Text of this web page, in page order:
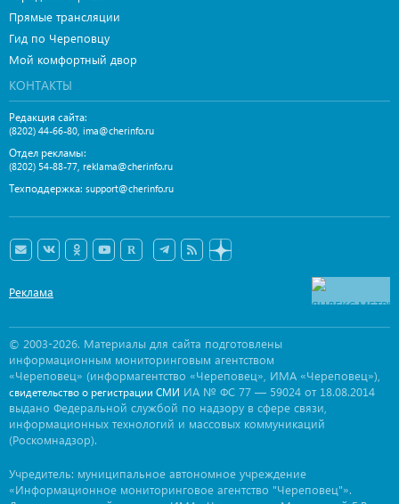
Прямые трансляции
Гид по Череповцу
Мой комфортный двор
КОНТАКТЫ
Редакция сайта:
(8202) 44-66-80 ima@cherinfo.ru
Отдел рекламы:
(8202) 54-88-77 reklama@cherinfo.ru
Техподдержка: support@cherinfo.ru
Реклама
© 2003-2026. Материалы для сайта подготовлены
информационным мониторинговым агентством
«Череповец» (информагентство «Череповец», ИМА «Череповец»),
свидетельство о регистрации СМИ ИА № ФС 77 — 59024 от 18.08.2014
выдано Федеральной службой по надзору в сфере связи,
информационных технологий и массовых коммуникаций
(Роскомнадзор).
Учредитель: муниципальное автономное учреждение
«Информационное мониторинговое агентство "Череповец"».